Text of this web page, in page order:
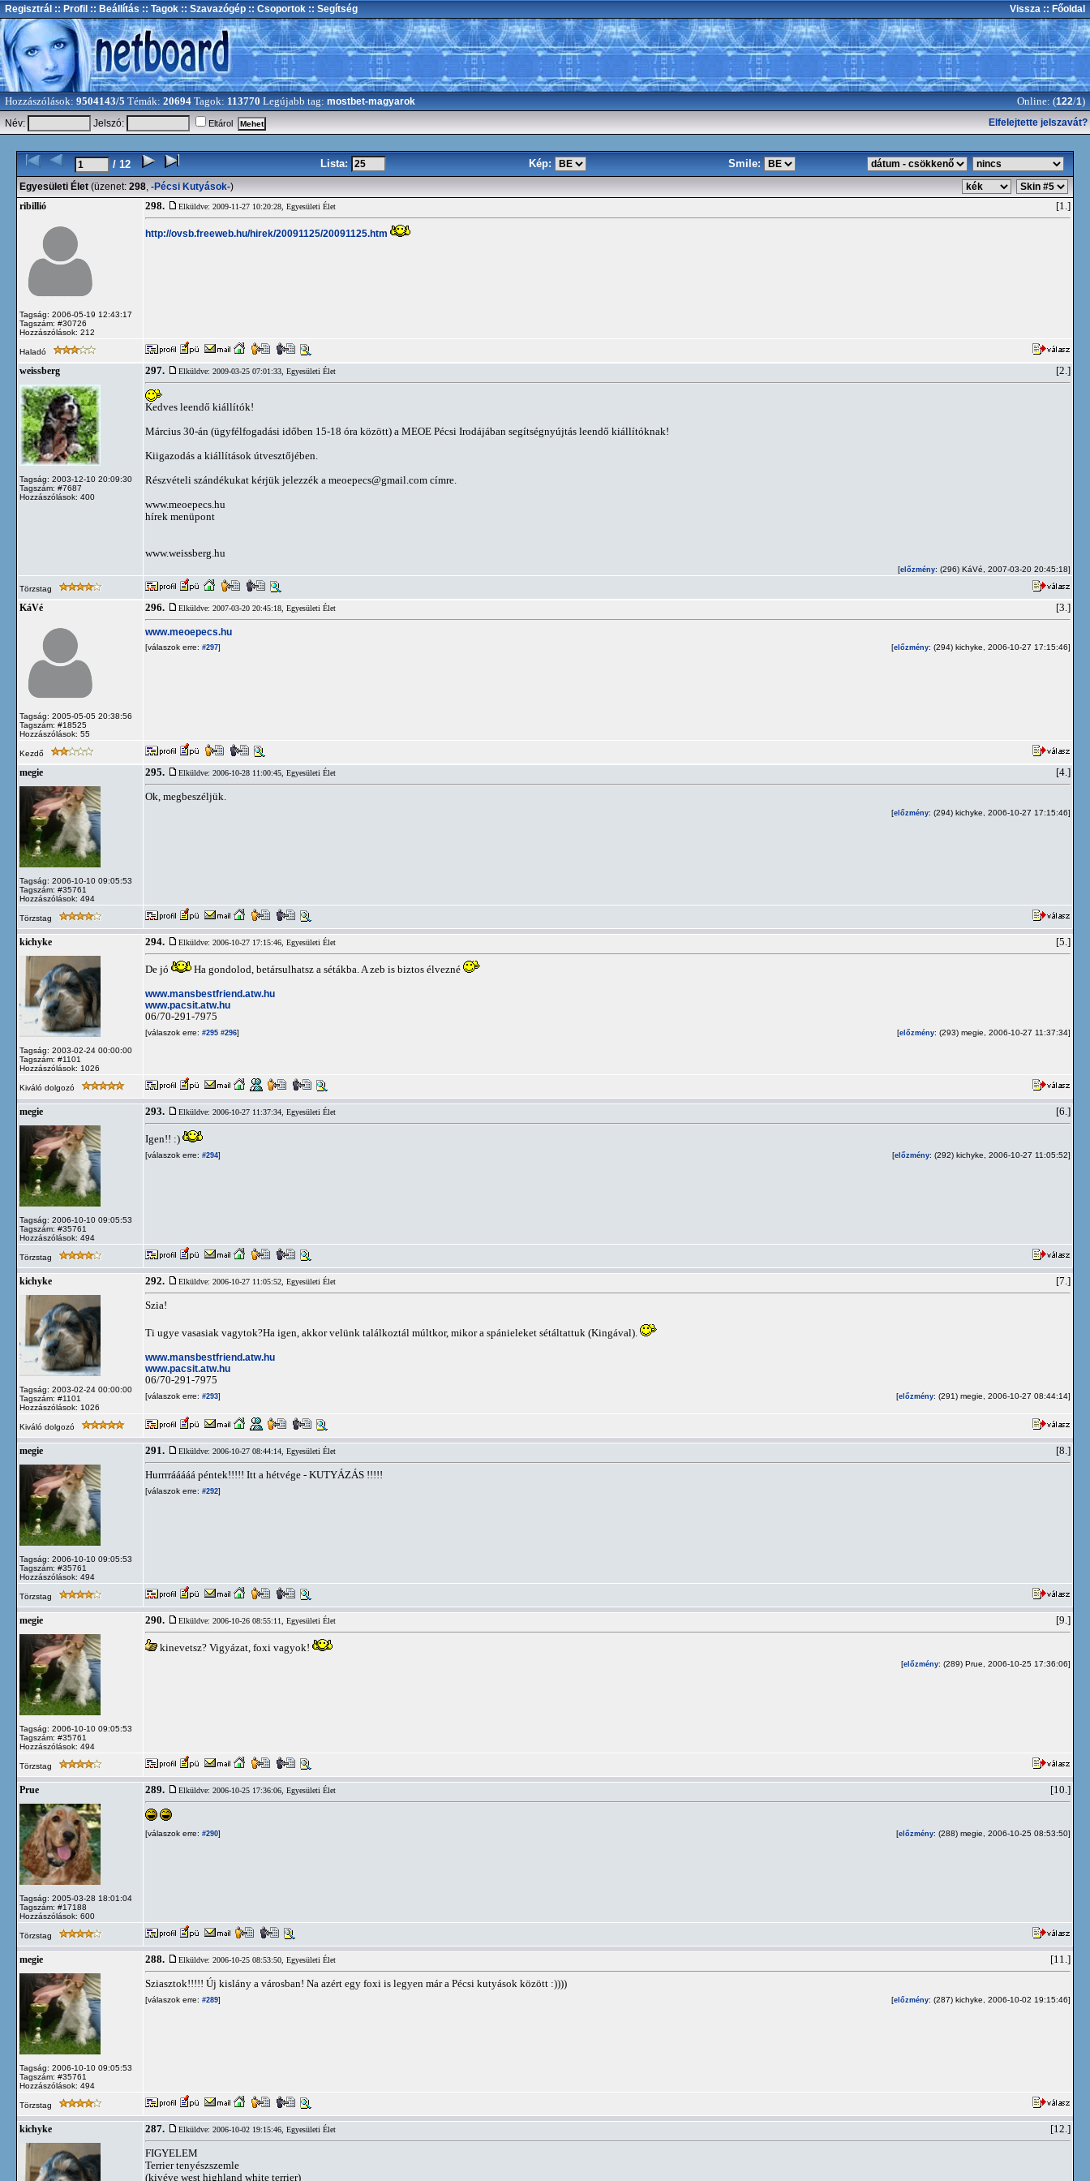
Regisztrál :: Profil :: Beállítás :: Tagok :: Szavazógép :: Csoportok :: Segítség Vissza :: Főoldal
Hozzászólások: 9504143/5 Témák: 20694 Tagok: 113770 Legújabb tag: mostbet-magyarok Online: (122/1)
Név: Jelszó: Eltárol Elfelejtette jelszavát?
/ 12 Lista: Kép: Smile:
Egyesületi Élet (üzenet: 298, -Pécsi Kutyások-)
ribillió
Tagság: 2006-05-19 12:43:17
Tagszám: #30726
Hozzászólások: 212
298. Elküldve: 2009-11-27 10:20:28, Egyesületi Élet [1.]
http://ovsb.freeweb.hu/hirek/20091125/20091125.htm
Haladó
weissberg
Tagság: 2003-12-10 20:09:30
Tagszám: #7687
Hozzászólások: 400
297. Elküldve: 2009-03-25 07:01:33, Egyesületi Élet [2.]
Kedves leendő kiállítók!
Március 30-án (ügyfélfogadási időben 15-18 óra között) a MEOE Pécsi Irodájában segítségnyújtás leendő kiállítóknak!
Kiigazodás a kiállítások útvesztőjében.
Részvételi szándékukat kérjük jelezzék a meoepecs@gmail.com címre.
www.meoepecs.hu
hírek menüpont
www.weissberg.hu
[előzmény: (296) KáVé, 2007-03-20 20:45:18]
Törzstag
KáVé
Tagság: 2005-05-05 20:38:56
Tagszám: #18525
Hozzászólások: 55
296. Elküldve: 2007-03-20 20:45:18, Egyesületi Élet [3.]
www.meoepecs.hu
[válaszok erre: #297] [előzmény: (294) kichyke, 2006-10-27 17:15:46]
Kezdő
megie
Tagság: 2006-10-10 09:05:53
Tagszám: #35761
Hozzászólások: 494
295. Elküldve: 2006-10-28 11:00:45, Egyesületi Élet [4.]
Ok, megbeszéljük.
[előzmény: (294) kichyke, 2006-10-27 17:15:46]
Törzstag
kichyke
Tagság: 2003-02-24 00:00:00
Tagszám: #1101
Hozzászólások: 1026
294. Elküldve: 2006-10-27 17:15:46, Egyesületi Élet [5.]
De jó Ha gondolod, betársulhatsz a sétákba. A zeb is biztos élvezné
www.mansbestfriend.atw.hu
www.pacsit.atw.hu
06/70-291-7975
[válaszok erre: #295 #296] [előzmény: (293) megie, 2006-10-27 11:37:34]
Kiváló dolgozó
megie
Tagság: 2006-10-10 09:05:53
Tagszám: #35761
Hozzászólások: 494
293. Elküldve: 2006-10-27 11:37:34, Egyesületi Élet [6.]
Igen!! :)
[válaszok erre: #294] [előzmény: (292) kichyke, 2006-10-27 11:05:52]
Törzstag
kichyke
Tagság: 2003-02-24 00:00:00
Tagszám: #1101
Hozzászólások: 1026
292. Elküldve: 2006-10-27 11:05:52, Egyesületi Élet [7.]
Szia!
Ti ugye vasasiak vagytok?Ha igen, akkor velünk találkoztál múltkor, mikor a spánieleket sétáltattuk (Kingával).
www.mansbestfriend.atw.hu
www.pacsit.atw.hu
06/70-291-7975
[válaszok erre: #293] [előzmény: (291) megie, 2006-10-27 08:44:14]
Kiváló dolgozó
megie
Tagság: 2006-10-10 09:05:53
Tagszám: #35761
Hozzászólások: 494
291. Elküldve: 2006-10-27 08:44:14, Egyesületi Élet [8.]
Hurrrrááááá péntek!!!!! Itt a hétvége - KUTYÁZÁS !!!!!
[válaszok erre: #292]
Törzstag
megie
Tagság: 2006-10-10 09:05:53
Tagszám: #35761
Hozzászólások: 494
290. Elküldve: 2006-10-26 08:55:11, Egyesületi Élet [9.]
kinevetsz? Vigyázat, foxi vagyok!
[előzmény: (289) Prue, 2006-10-25 17:36:06]
Törzstag
Prue
Tagság: 2005-03-28 18:01:04
Tagszám: #17188
Hozzászólások: 600
289. Elküldve: 2006-10-25 17:36:06, Egyesületi Élet [10.]
[válaszok erre: #290] [előzmény: (288) megie, 2006-10-25 08:53:50]
Törzstag
megie
Tagság: 2006-10-10 09:05:53
Tagszám: #35761
Hozzászólások: 494
288. Elküldve: 2006-10-25 08:53:50, Egyesületi Élet [11.]
Sziasztok!!!!! Új kislány a városban! Na azért egy foxi is legyen már a Pécsi kutyások között :))))
[válaszok erre: #289] [előzmény: (287) kichyke, 2006-10-02 19:15:46]
Törzstag
kichyke 287. Elküldve: 2006-10-02 19:15:46, Egyesületi Élet [12.]
FIGYELEM
Terrier tenyészszemle
(kivéve west highland white terrier)